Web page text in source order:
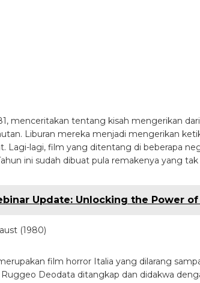
memaksa orang-orang yang terlibat
permainan mematikan
di Jepang sebagai Lingkaran Bunuh Diri (
Film arahan Shion Sono ini memperoleh
dan presentasi berdarah. Suicide
kereta yang sedang melaju cepat. Setelah